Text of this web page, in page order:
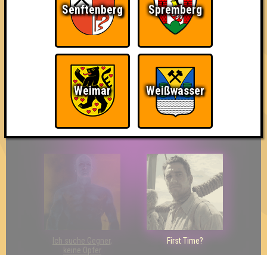
So kurz vorm Sieg! Wir sind ERSTER?!
Ich suche Gegner,
keine Opfer
First Time?
Senftenberg Spremberg
Weimar Weißwasser